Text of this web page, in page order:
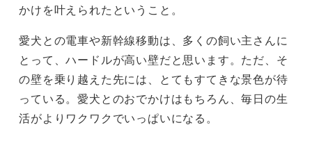
かけを叶えられたということ。
愛犬との電車や新幹線移動は、多くの飼い主さんに
とって、ハードルが高い壁だと思います。ただ、そ
の壁を乗り越えた先には、とてもすてきな景色が待
っている。愛犬とのおでかけはもちろん、毎日の生
活がよりワクワクでいっぱいになる。